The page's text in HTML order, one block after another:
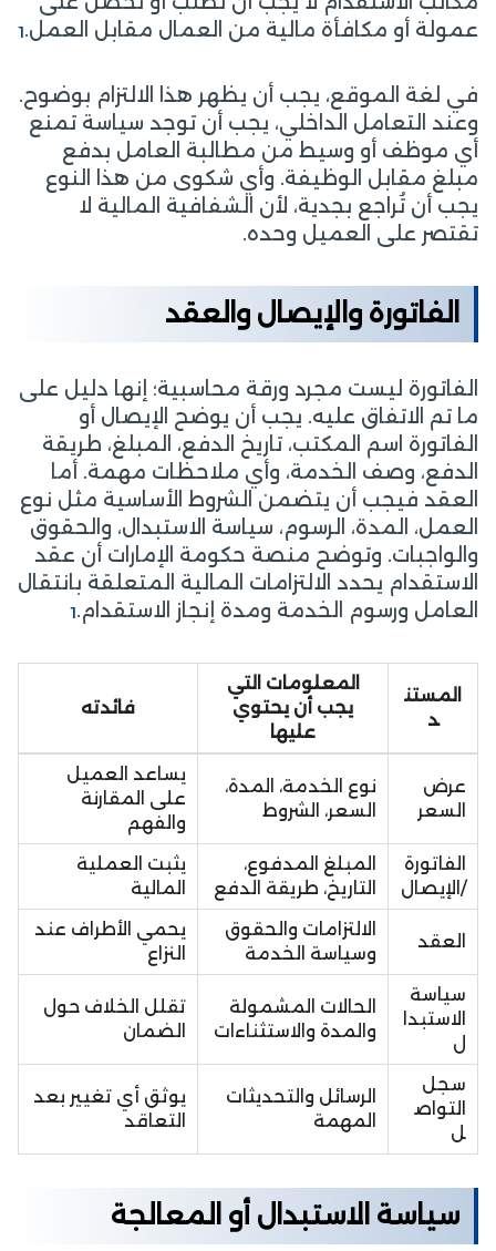
عمولة أو مكافأة مالية من العمال مقابل العمل.1
في لغة الموقع، يجب أن يظهر هذا الالتزام بوضوح.
وعند التعامل الداخلي، يجب أن توجد سياسة تمنع
أي موظف أو وسيط من مطالبة العامل بدفع
مبلغ مقابل الوظيفة. وأي شكوى من هذا النوع
يجب أن تُراجع بجدية، لأن الشفافية المالية لا
تقتصر على العميل وحده.
الفاتورة والإيصال والعقد
الفاتورة ليست مجرد ورقة محاسبية؛ إنها دليل على
ما تم الاتفاق عليه. يجب أن يوضح الإيصال أو
الفاتورة اسم المكتب، تاريخ الدفع، المبلغ، طريقة
الدفع، وصف الخدمة، وأي ملاحظات مهمة. أما
العقد فيجب أن يتضمن الشروط الأساسية مثل نوع
العمل، المدة، الرسوم، سياسة الاستبدال، والحقوق
والواجبات. وتوضح منصة حكومة الإمارات أن عقد
الاستقدام يحدد الالتزامات المالية المتعلقة بانتقال
العامل ورسوم الخدمة ومدة إنجاز الاستقدام.1
المستن
د
المعلومات التي
يجب أن يحتوي
عليها
فائدته
عرض
السعر
نوع الخدمة، المدة،
السعر، الشروط
يساعد العميل
على المقارنة
والفهم
الفاتورة
/الإيصال
المبلغ المدفوع،
التاريخ، طريقة الدفع
يثبت العملية
المالية
العقد
الالتزامات والحقوق
وسياسة الخدمة
يحمي الأطراف عند
النزاع
سياسة
الاستبدا
ل
الحالات المشمولة
والمدة والاستثناءات
تقلل الخلاف حول
الضمان
سجل
التواص
ل
الرسائل والتحديثات
المهمة
يوثق أي تغيير بعد
التعاقد
سياسة الاستبدال أو المعالجة